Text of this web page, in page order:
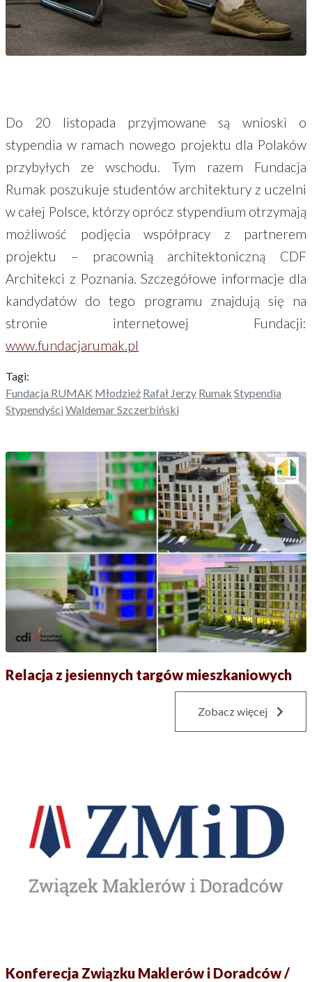
Do 20 listopada przyjmowane są wnioski o
stypendia w ramach nowego projektu dla Polaków
przybyłych ze wschodu. Tym razem Fundacja
Rumak poszukuje studentów architektury z uczelni
w całej Polsce, którzy oprócz stypendium otrzymają
możliwość podjęcia współpracy z partnerem
projektu – pracownią architektoniczną CDF
Architekci z Poznania. Szczegółowe informacje dla
kandydatów do tego programu znajdują się na
stronie internetowej Fundacji:
www.fundacjarumak.pl
Tagi:
Fundacja RUMAK Młodzież Rafał Jerzy Rumak Stypendia
Stypendyści Waldemar Szczerbiński
Relacja z jesiennych targów mieszkaniowych
Zobacz więcej
Konferecja Związku Maklerów i Doradców /